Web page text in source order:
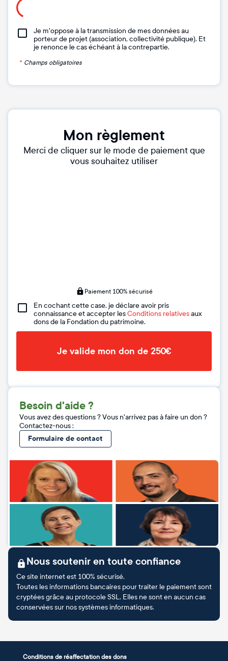
Je m'oppose à la transmission de mes données au
porteur de projet (association, collectivité publique). Et
je renonce le cas échéant à la contrepartie.
* Champs obligatoires
Mon règlement
Merci de cliquer sur le mode de paiement que
vous souhaitez utiliser
Paiement 100% sécurisé
En cochant cette case, je déclare avoir pris
connaissance et accepter lesConditions relativesaux
dons de la Fondation du patrimoine.
Je valide mon don de 250€
Besoin d'aide ?
Vous avez des questions ? Vous n'arrivez pas à faire un don ?
Contactez-nous :
Formulaire de contact
Nous soutenir en toute confiance
Ce site internet est 100% sécurisé.
Toutes les informations bancaires pour traiter le paiement sont
cryptées grâce au protocole SSL. Elles ne sont en aucun cas
conservées sur nos systèmes informatiques.
Conditions de réaffectation des dons